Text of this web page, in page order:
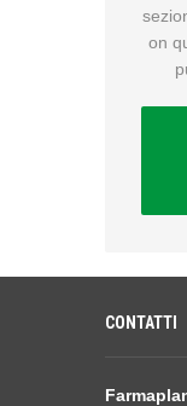
on
CONTATTI